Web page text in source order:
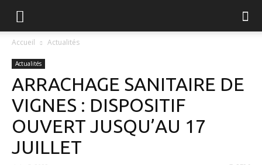
FGVB
Accueil Actualités
Actualités
ARRACHAGE SANITAIRE DE
VIGNES : DISPOSITIF
OUVERT JUSQU’AU 17
JUILLET